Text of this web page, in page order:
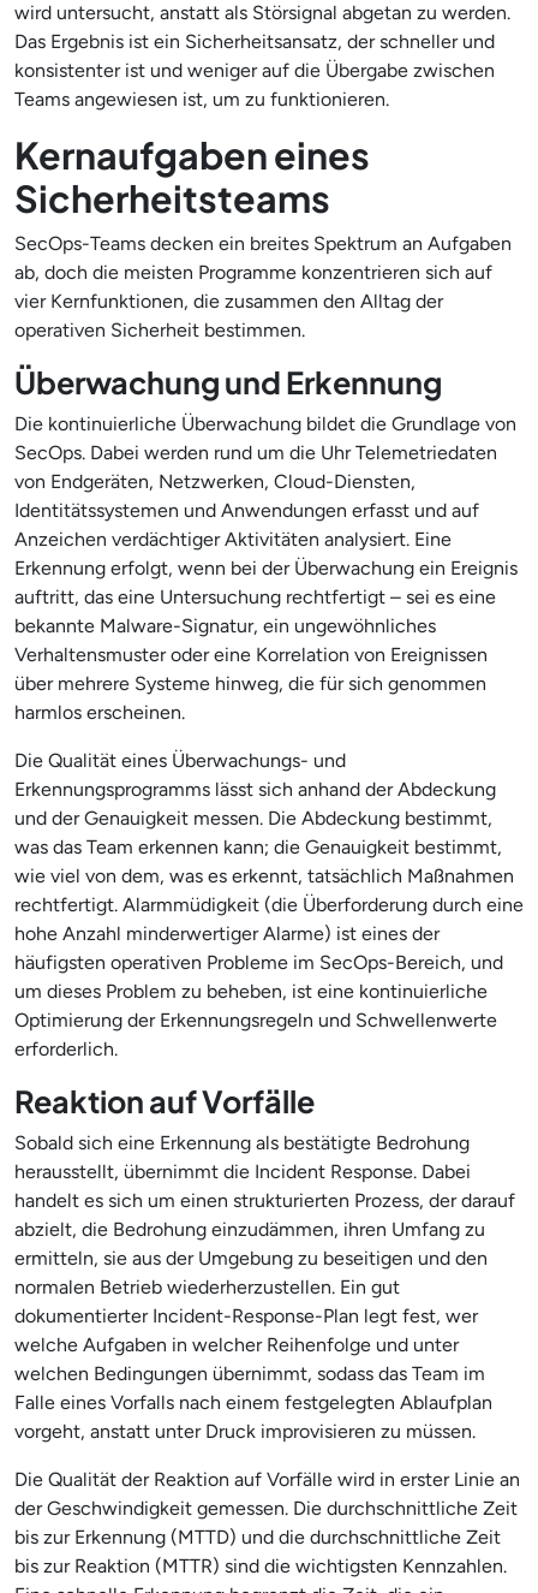
wird untersucht, anstatt als Störsignal abgetan zu werden.
Das Ergebnis ist ein Sicherheitsansatz, der schneller und
konsistenter ist und weniger auf die Übergabe zwischen
Teams angewiesen ist, um zu funktionieren.
Kernaufgaben eines
Sicherheitsteams
SecOps-Teams decken ein breites Spektrum an Aufgaben
ab, doch die meisten Programme konzentrieren sich auf
vier Kernfunktionen, die zusammen den Alltag der
operativen Sicherheit bestimmen.
Überwachung und Erkennung
Die kontinuierliche Überwachung bildet die Grundlage von
SecOps. Dabei werden rund um die Uhr Telemetriedaten
von Endgeräten, Netzwerken, Cloud-Diensten,
Identitätssystemen und Anwendungen erfasst und auf
Anzeichen verdächtiger Aktivitäten analysiert. Eine
Erkennung erfolgt, wenn bei der Überwachung ein Ereignis
auftritt, das eine Untersuchung rechtfertigt – sei es eine
bekannte Malware-Signatur, ein ungewöhnliches
Verhaltensmuster oder eine Korrelation von Ereignissen
über mehrere Systeme hinweg, die für sich genommen
harmlos erscheinen.
Die Qualität eines Überwachungs- und
Erkennungsprogramms lässt sich anhand der Abdeckung
und der Genauigkeit messen. Die Abdeckung bestimmt,
was das Team erkennen kann; die Genauigkeit bestimmt,
wie viel von dem, was es erkennt, tatsächlich Maßnahmen
rechtfertigt. Alarmmüdigkeit (die Überforderung durch eine
hohe Anzahl minderwertiger Alarme) ist eines der
häufigsten operativen Probleme im SecOps-Bereich, und
um dieses Problem zu beheben, ist eine kontinuierliche
Optimierung der Erkennungsregeln und Schwellenwerte
erforderlich.
Reaktion auf Vorfälle
Sobald sich eine Erkennung als bestätigte Bedrohung
herausstellt, übernimmt die Incident Response. Dabei
handelt es sich um einen strukturierten Prozess, der darauf
abzielt, die Bedrohung einzudämmen, ihren Umfang zu
ermitteln, sie aus der Umgebung zu beseitigen und den
normalen Betrieb wiederherzustellen. Ein gut
dokumentierter Incident-Response-Plan legt fest, wer
welche Aufgaben in welcher Reihenfolge und unter
welchen Bedingungen übernimmt, sodass das Team im
Falle eines Vorfalls nach einem festgelegten Ablaufplan
vorgeht, anstatt unter Druck improvisieren zu müssen.
Die Qualität der Reaktion auf Vorfälle wird in erster Linie an
der Geschwindigkeit gemessen. Die durchschnittliche Zeit
bis zur Erkennung (MTTD) und die durchschnittliche Zeit
bis zur Reaktion (MTTR) sind die wichtigsten Kennzahlen.